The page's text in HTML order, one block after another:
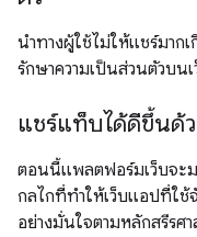
นำทางผู้ใช้ไม่ให้แชร์มาก
รักษาความเป็นส่วนตัวบนเ
แชร์แท็บได้ดีขึ้นด้
ตอนนี้แพลตฟอร์มเว็บจะ
กลไกที่ทำให้เว็บแอปที่ใช้
อย่างมั่นใจตามหลักสรีรศ